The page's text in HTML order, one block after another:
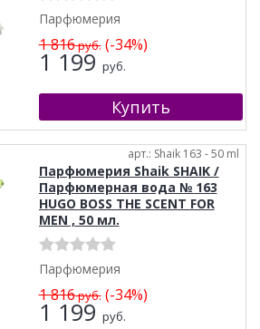
Парфюмерия
1 816руб.(-34%)
1 199 руб.
арт.: Shaik 163 - 50 ml
Парфюмерия Shaik SHAIK /
Парфюмерная вода № 163
HUGO BOSS THE SCENT FOR
MEN , 50 мл.
Парфюмерия
1 816руб.(-34%)
1 199 руб.